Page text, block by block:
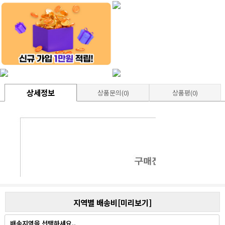
상세정보 상품문의(0) 상품평(0)
지역별 배송비[미리보기]